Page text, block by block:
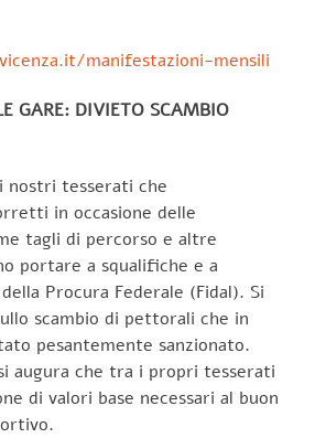
manifestazioni-mensili
GARE: DIVIETO SCAMBIO
nostri tesserati che
in occasione delle
tagli di percorso e altre
portare a squalifiche e a
Procura Federale (Fidal). Si
scambio di pettorali che in
pesantemente sanzionato.
augura che tra i propri tesserati
di valori base necessari al buon